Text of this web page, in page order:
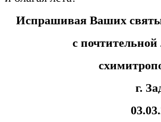
Испрашивая Ваших
с
г.